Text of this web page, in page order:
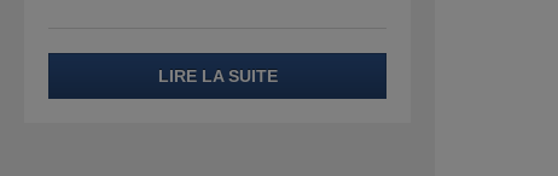
LIRE LA SUITE